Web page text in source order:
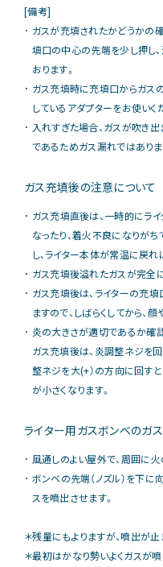
[備考]
ガスが充填されたかどうかの
填口の中心の先端を少し押し
おります。
ガス充填時に充填口からガス
しているアダプターをお使いく
入れすぎた場合、ガスが吹き
であるためガス漏れではありま
ガス充填後の注意について
ガス充填直後は、一時的にラ
なったり、着火不良になりが
し、ライター本体が常温に戻
ガス充填後溢れたガスが完全
ガス充填後は、ライターの充
ますので、しばらくしてから、
炎の大きさが適切であるか確認
ガス充填後は、炎調整ネジを
整ネジを大(+）の方向に回す
が小さくなります。
ライター用ガスボンベのガ
風通しのよい屋外で、周囲に
ボンベの先端（ノズル）を下に
スを噴出させます。
＊残量にもよりますが、噴出が
＊最初はかなり勢いよくガスが噴